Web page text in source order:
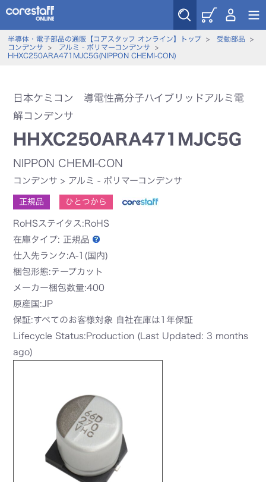
半導体・電子部品の通販【コアスタッフ オンライン】トップ> 受動部品 >
コンデンサ > アルミ - ポリマーコンデンサ >
HHXC250ARA471MJC5G(NIPPON CHEMI-CON)
日本ケミコン 導電性高分子ハイブリッドアルミ電
解コンデンサ
HHXC250ARA471MJC5G
NIPPON CHEMI-CON
コンデンサ > アルミ - ポリマーコンデンサ
正規品 ひとつから
RoHSステイタス:RoHS
在庫タイプ: 正規品
仕入先ランク:A-1(国内)
梱包形態:テープカット
メーカー梱包数量:400
原産国:JP
保証:すべてのお客様対象 自社在庫は1年保証
Lifecycle Status:Production (Last Updated: 3 months
ago)